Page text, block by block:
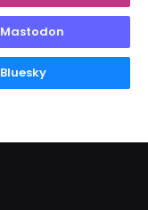
Mastodon
Bluesky